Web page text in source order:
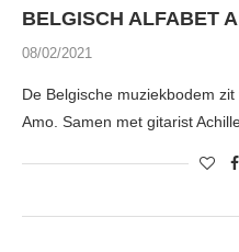
BELGISCH ALFABET
08/02/2021
De Belgische muziekbodem
Amo. Samen met gitarist